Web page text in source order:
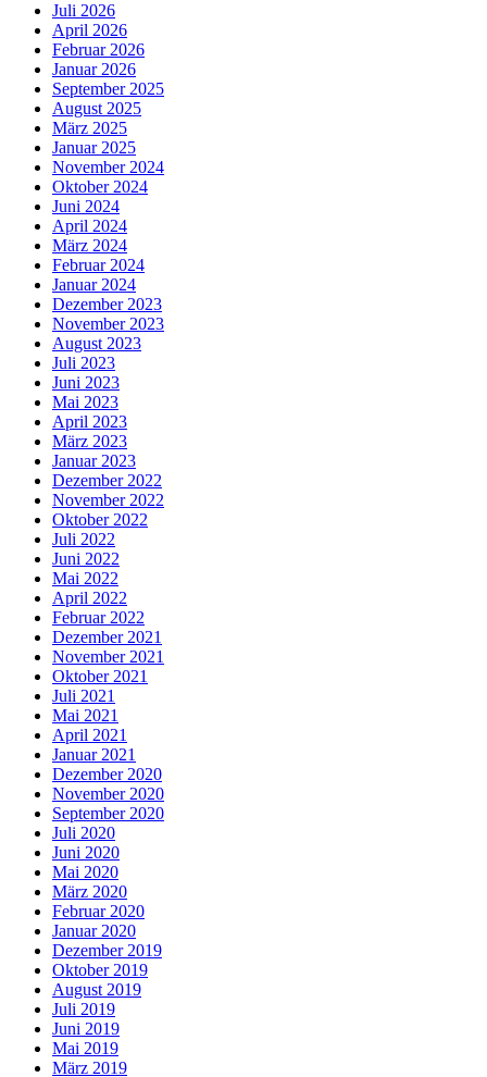
Juli 2026
April 2026
Februar 2026
Januar 2026
September 2025
August 2025
März 2025
Januar 2025
November 2024
Oktober 2024
Juni 2024
April 2024
März 2024
Februar 2024
Januar 2024
Dezember 2023
November 2023
August 2023
Juli 2023
Juni 2023
Mai 2023
April 2023
März 2023
Januar 2023
Dezember 2022
November 2022
Oktober 2022
Juli 2022
Juni 2022
Mai 2022
April 2022
Februar 2022
Dezember 2021
November 2021
Oktober 2021
Juli 2021
Mai 2021
April 2021
Januar 2021
Dezember 2020
November 2020
September 2020
Juli 2020
Juni 2020
Mai 2020
März 2020
Februar 2020
Januar 2020
Dezember 2019
Oktober 2019
August 2019
Juli 2019
Juni 2019
Mai 2019
März 2019